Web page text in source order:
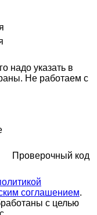
надо указать в
Не работаем с
Проверочный код
соглашением.
с целью